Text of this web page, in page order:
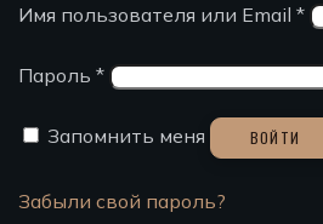
Имя пользователя или Email *
Пароль *
Запомнить меня ВОЙТИ
Забыли свой пароль?